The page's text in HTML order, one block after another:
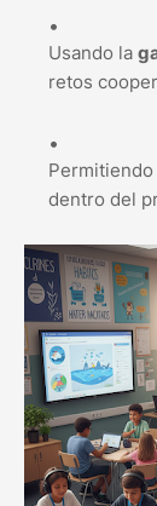
Usando la
retos
dentro del